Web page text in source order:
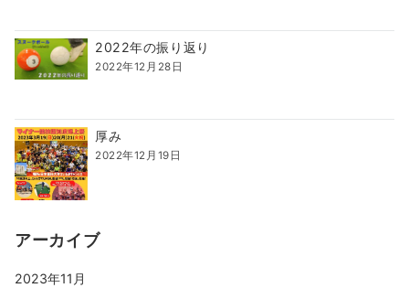
2022年の振り返り
2022年12月28日
厚み
2022年12月19日
アーカイブ
2023年11月